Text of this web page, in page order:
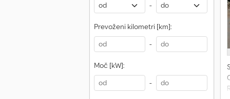
-
Prevoženi kilometri [km]:
-
Moč [kW]:
-